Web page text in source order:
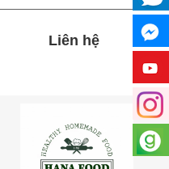
Liên hệ